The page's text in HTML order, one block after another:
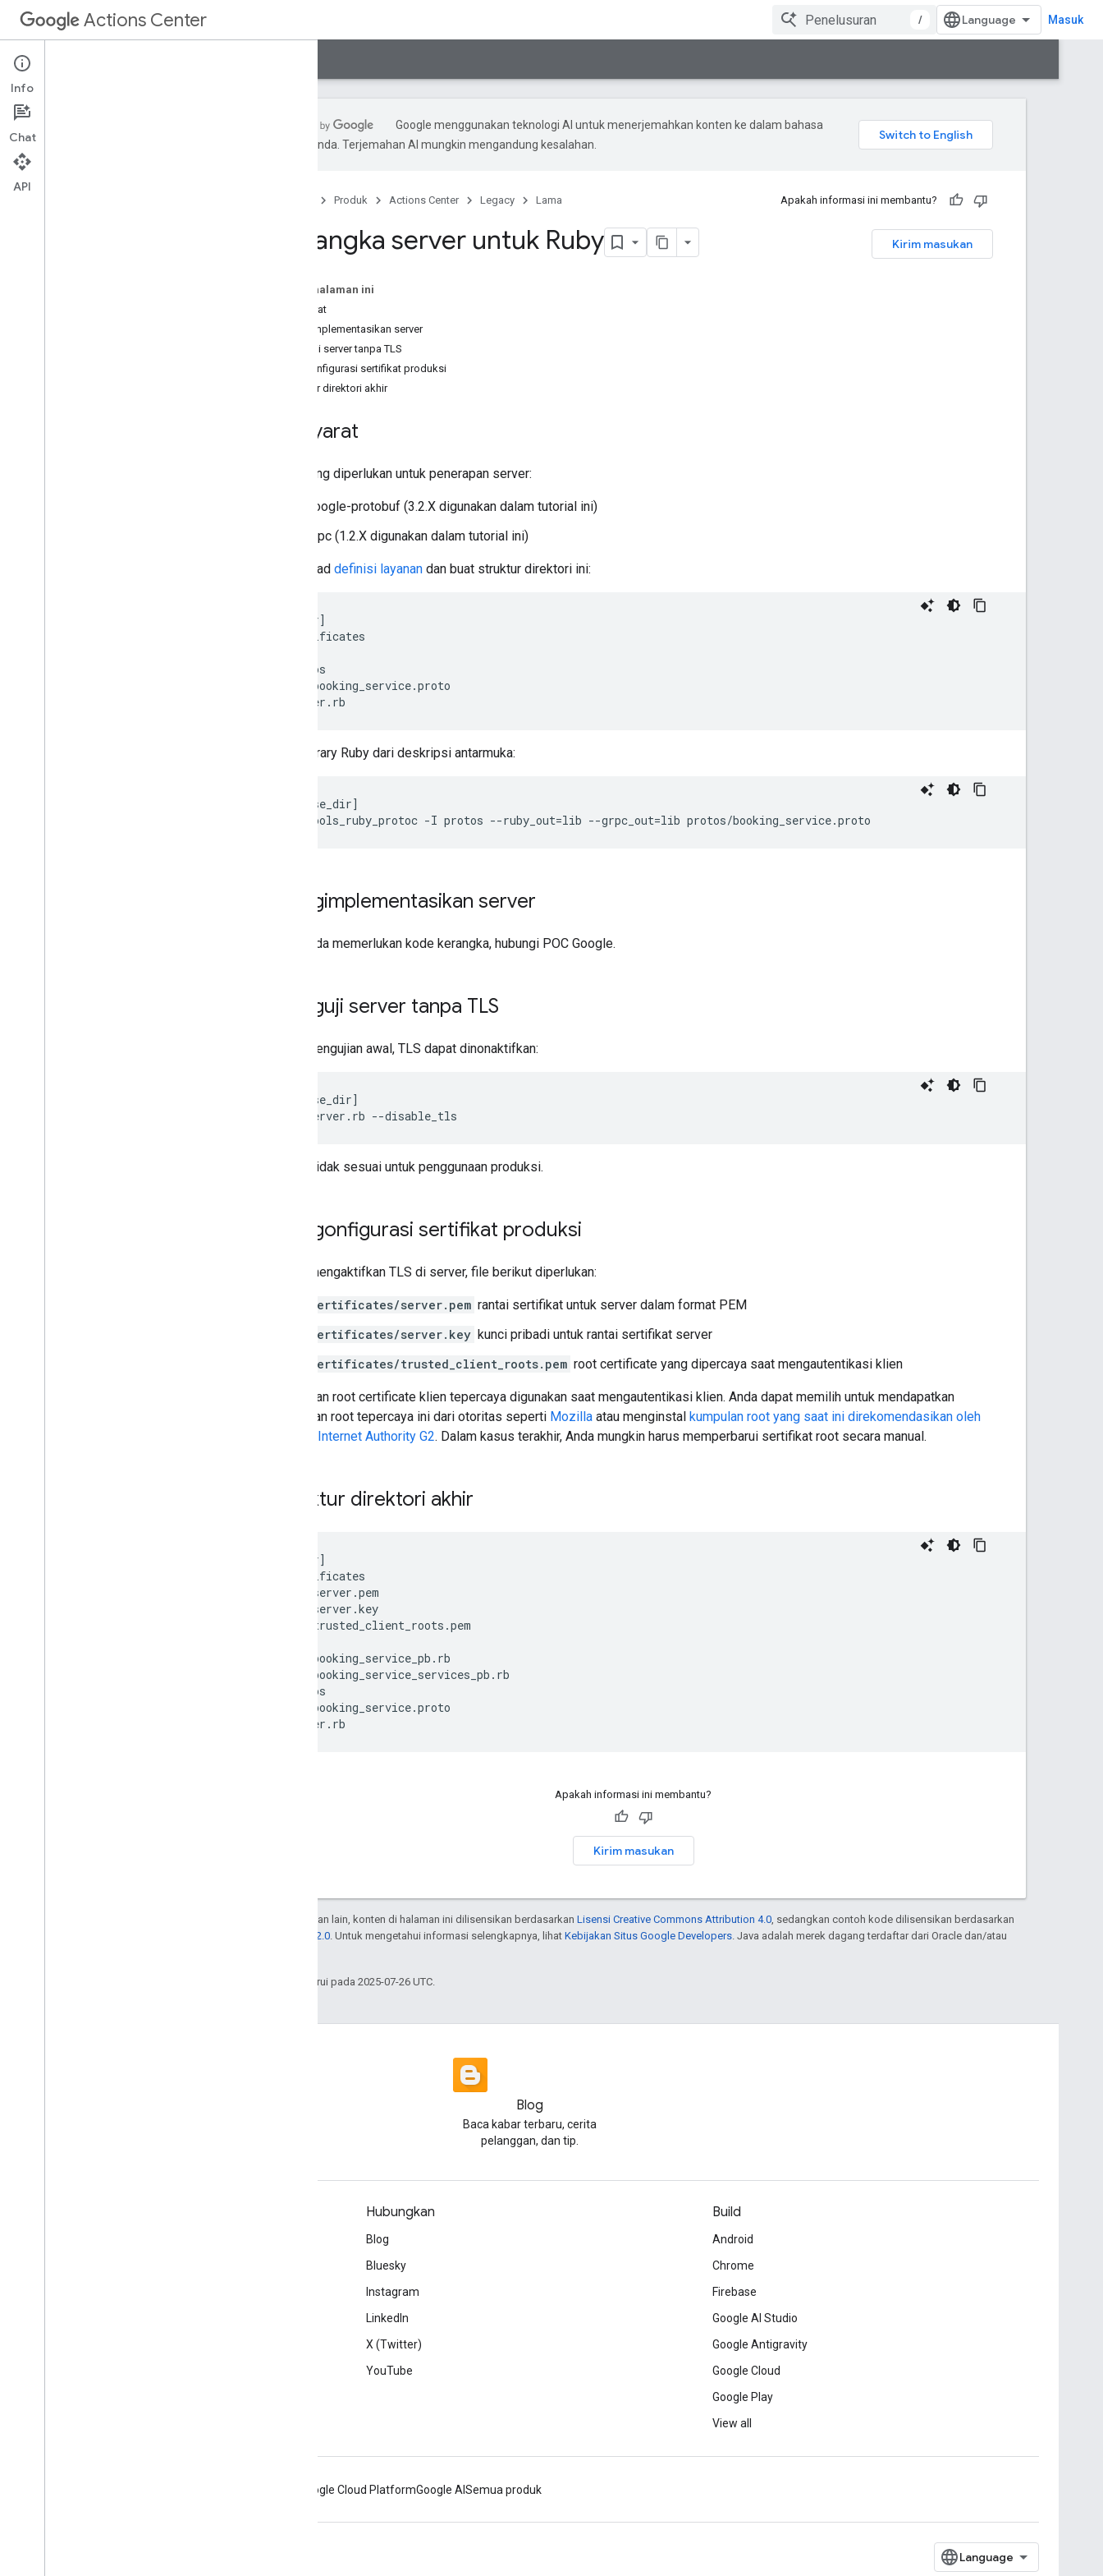
Actions Center / Masuk
Ringkasan lama
Panduan
Google menggunakan teknologi AI untuk menerjemahkan konten ke dalam bahasa
pilihan Anda. Terjemahan AI mungkin mengandung kesalahan.
Produk Actions Center Legacy Lama Apakah informasi ini membantu?
Kirim masukan
Kerangka server untuk Ruby
Pada halaman ini
Prasyarat
Mengimplementasikan server
Menguji server tanpa TLS
Mengonfigurasi sertifikat produksi
Struktur direktori akhir
Prasyarat
Gem yang diperlukan untuk penerapan server:
google-protobuf (3.2.X digunakan dalam tutorial ini)
grpc (1.2.X digunakan dalam tutorial ini)
Download definisi layanan dan buat struktur direktori ini:
base_dir]
certificates
protos
booking_service.proto
server . rb
Buat library Ruby dari deskripsi antarmuka:
base_dir]
grpc_tools_ruby_protoc -I protos --ruby_out=lib --grpc_out=lib protos/booking_service.proto
Mengimplementasikan server
Jika Anda memerlukan kode kerangka, hubungi POC Google.
Menguji server tanpa TLS
Untuk pengujian awal, TLS dapat dinonaktifkan:
base_dir]
server . rb --disable_tls
Hal ini tidak sesuai untuk penggunaan produksi.
Mengonfigurasi sertifikat produksi
Untuk mengaktifkan TLS di server, file berikut diperlukan:
certificates/server.pem rantai sertifikat untuk server dalam format PEM
certificates/server.key kunci pribadi untuk rantai sertifikat server
certificates/trusted_client_roots.pem root certificate yang dipercaya saat mengautentikasi klien
Kumpulan root certificate klien tepercaya digunakan saat mengautentikasi klien. Anda dapat memilih untuk mendapatkan
kumpulan root tepercaya ini dari otoritas seperti Mozilla atau menginstal kumpulan root yang saat ini direkomendasikan oleh
Google Internet Authority G2. Dalam kasus terakhir, Anda mungkin harus memperbarui sertifikat root secara manual.
Struktur direktori akhir
base_dir]
certificates
server .pem
server .key
trusted_client_roots .pem
booking_service_pb . rb
booking_service_services_pb . rb
protos
booking_service.proto
server . rb
Apakah informasi ini membantu?
Kirim masukan
Kecuali dinyatakan lain, konten di halaman ini dilisensikan berdasarkan Lisensi Creative Commons Attribution 4.0 , sedangkan contoh kode dilisensikan berdasarkan
Lisensi Apache 2.0 . Untuk mengetahui informasi selengkapnya, lihat Kebijakan Situs Google Developers . Java adalah merek dagang terdaftar dari Oracle dan/atau
Terakhir diperbarui pada 2025-07-26 UTC.
Blog
Baca kabar terbaru, cerita
pelanggan, dan tip.
Hubungkan
Blog
Bluesky
Instagram
LinkedIn
X (Twitter)
YouTube
Build
Android
Chrome
Firebase
Google AI Studio
Google Antigravity
Google Cloud
Google Play
View all
Google Cloud PlatformGoogle AI Semua produk
Info
Chat
API